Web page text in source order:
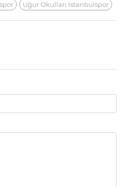
Uğur Okulları İstanbulspor